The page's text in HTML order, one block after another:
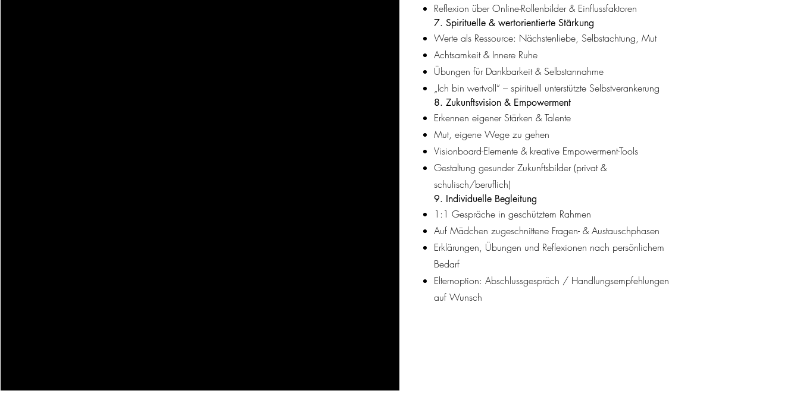
Reflexion über Online-Rollenbilder & Einflussfaktoren
7. Spirituelle & wertorientierte Stärkung
Werte als Ressource: Nächstenliebe, Selbstachtung, Mut
Achtsamkeit & Innere Ruhe
Übungen für Dankbarkeit & Selbstannahme
„Ich bin wertvoll“ – spirituell unterstützte Selbstverankerung
8. Zukunftsvision & Empowerment
Erkennen eigener Stärken & Talente
Mut, eigene Wege zu gehen
Visionboard-Elemente & kreative Empowerment-Tools
Gestaltung gesunder Zukunftsbilder (privat &
schulisch/beruflich)
9. Individuelle Begleitung
1:1 Gespräche in geschütztem Rahmen
Auf Mädchen zugeschnittene Fragen- & Austauschphasen
Erklärungen, Übungen und Reflexionen nach persönlichem
Bedarf
Elternoption: Abschlussgespräch / Handlungsempfehlungen
auf Wunsch